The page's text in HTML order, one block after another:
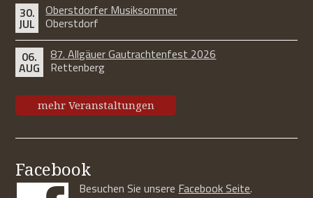
30.
JUL
Oberstdorfer Musiksommer
Oberstdorf
06.
AUG
87. Allgäuer Gautrachtenfest 2026
Rettenberg
mehr Veranstaltungen
Facebook
Besuchen Sie unsere Facebook Seite.